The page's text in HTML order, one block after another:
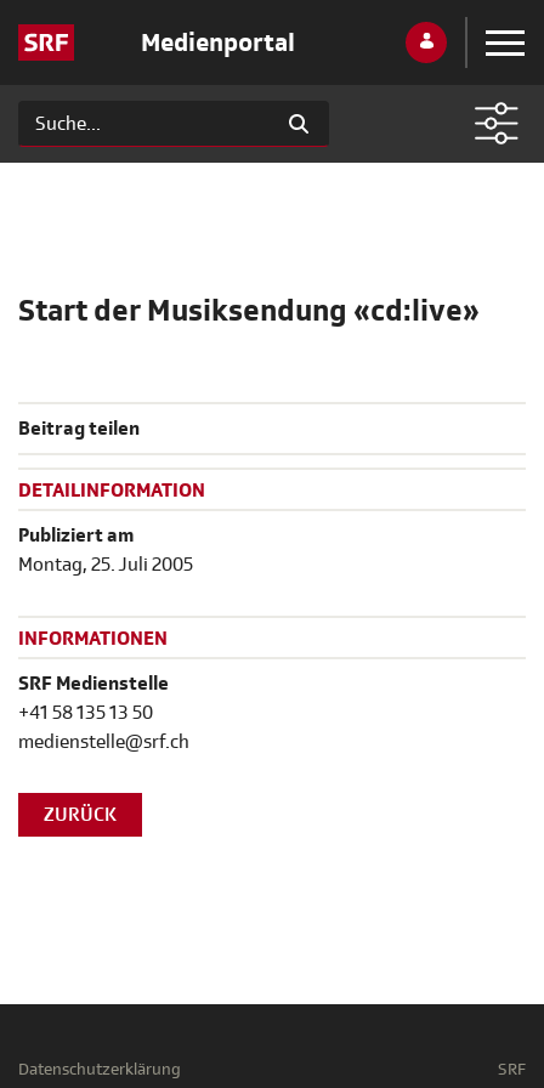
Medienportal
Start der Musiksendung «cd:live»
Beitrag teilen
DETAILINFORMATION
Publiziert am
Montag, 25. Juli 2005
INFORMATIONEN
SRF Medienstelle
+41 58 135 13 50
medienstelle@srf.ch
ZURÜCK
Datenschutzerklärung SRF